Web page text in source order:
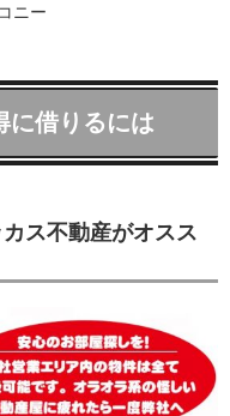
ニー
に借りるには
ス不動産がオスス